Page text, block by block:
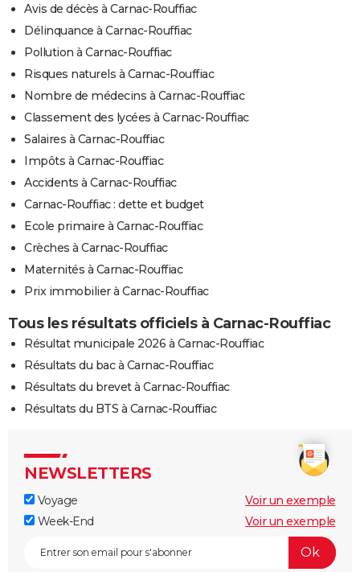
Avis de décès à Carnac-Rouffiac
Délinquance à Carnac-Rouffiac
Pollution à Carnac-Rouffiac
Risques naturels à Carnac-Rouffiac
Nombre de médecins à Carnac-Rouffiac
Classement des lycées à Carnac-Rouffiac
Salaires à Carnac-Rouffiac
Impôts à Carnac-Rouffiac
Accidents à Carnac-Rouffiac
Carnac-Rouffiac : dette et budget
Ecole primaire à Carnac-Rouffiac
Crèches à Carnac-Rouffiac
Maternités à Carnac-Rouffiac
Prix immobilier à Carnac-Rouffiac
Tous les résultats officiels à Carnac-Rouffiac
Résultat municipale 2026 à Carnac-Rouffiac
Résultats du bac à Carnac-Rouffiac
Résultats du brevet à Carnac-Rouffiac
Résultats du BTS à Carnac-Rouffiac
NEWSLETTERS
Voyage
Voir un exemple
Week-End
Voir un exemple